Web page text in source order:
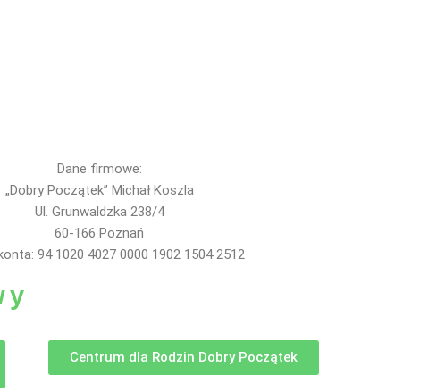
Dane firmowe:
„Dobry Początek” Michał Koszla
Ul. Grunwaldzka 238/4
60-166 Poznań
94 1020 4027 0000 1902 1504 2512
Centrum dla Rodzin Dobry Początek